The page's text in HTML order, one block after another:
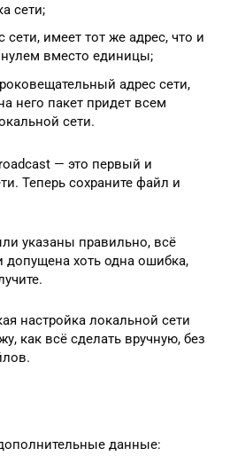
сети;
сети, имеет тот же адрес, что и
вместо единицы;
адрес сети,
него пакет придет всем
сети.
— это первый и
Теперь сохраните файл и
указаны правильно, всё
допущена хоть одна ошибка,
настройка локальной сети
как всё сделать вручную, без
данные: